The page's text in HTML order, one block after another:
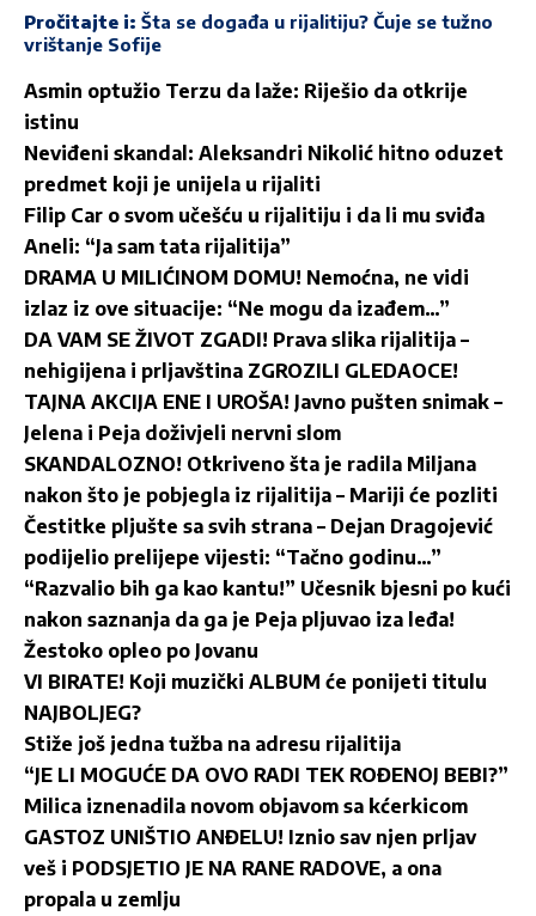
Pročitajte i: Šta se događa u rijalitiju? Čuje se tužno
vrištanje Sofije
Asmin optužio Terzu da laže: Riješio da otkrije
istinu
Neviđeni skandal: Aleksandri Nikolić hitno oduzet
predmet koji je unijela u rijaliti
Filip Car o svom učešću u rijalitiju i da li mu sviđa
Aneli: “Ja sam tata rijalitija”
DRAMA U MILIĆINOM DOMU! Nemoćna, ne vidi
izlaz iz ove situacije: “Ne mogu da izađem…”
DA VAM SE ŽIVOT ZGADI! Prava slika rijalitija –
nehigijena i prljavština ZGROZILI GLEDAOCE!
TAJNA AKCIJA ENE I UROŠA! Javno pušten snimak –
Jelena i Peja doživjeli nervni slom
SKANDALOZNO! Otkriveno šta je radila Miljana
nakon što je pobjegla iz rijalitija – Mariji će pozliti
Čestitke pljušte sa svih strana – Dejan Dragojević
podijelio prelijepe vijesti: “Tačno godinu…”
“Razvalio bih ga kao kantu!” Učesnik bjesni po kući
nakon saznanja da ga je Peja pljuvao iza leđa!
Žestoko opleo po Jovanu
VI BIRATE! Koji muzički ALBUM će ponijeti titulu
NAJBOLJEG?
Stiže još jedna tužba na adresu rijalitija
“JE LI MOGUĆE DA OVO RADI TEK ROĐENOJ BEBI?”
Milica iznenadila novom objavom sa kćerkicom
GASTOZ UNIŠTIO ANĐELU! Iznio sav njen prljav
veš i PODSJETIO JE NA RANE RADOVE, a ona
propala u zemlju